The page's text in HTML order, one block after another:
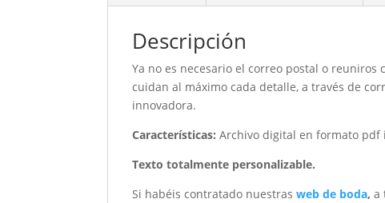
Descripción
Ya no es necesario el correo postal o
cuidan al máximo cada detalle, a través de
innovadora.
Características:Archivo digital en formato pdf
Texto totalmente personalizable.
Si habéis contratado nuestrasweb de boda,a